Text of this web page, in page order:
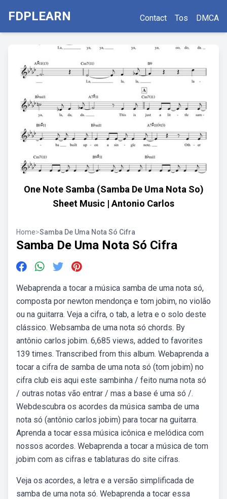
FDPLEARN Contact Tos DMCA
One Note Samba (Samba De Uma Nota So)
Sheet Music | Antonio Carlos
Home>Samba De Uma Nota Só Cifra
Samba De Uma Nota Só Cifra
Webaprenda a tocar a música samba de uma nota só,
composta por newton mendonça e tom jobim, no violão
ou na guitarra. Veja a cifra, o tab, a letra e o solo deste
clássico. Websamba de uma nota só chords. By
antônio carlos jobim. 6,685 views, added to favorites
139 times. Transcribed from this album. Webaprenda a
tocar a cifra de samba de uma nota só (tom jobim) no
cifra club eis aqui este sambinha / feito numa nota só
/ outras notas vão entrar / mas a base é uma só /.
Webdescubra os acordes da música samba de uma
nota só (antônio carlos jobim) para tocar na guitarra.
Aprenda a tocar essa música icônica e melódica com
nossos acordes. Webaprenda a tocar a música de tom
jobim com as cifras e tablaturas do site cifras.
Veja os acordes, a letra e a versão simplificada de
samba de uma nota só. Webaprenda a tocar essa